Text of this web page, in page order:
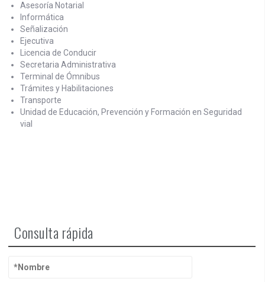
Asesoría Notarial
Informática
Señalización
Ejecutiva
Licencia de Conducir
Secretaria Administrativa
Terminal de Ómnibus
Trámites y Habilitaciones
Transporte
Unidad de Educación, Prevención y Formación en Seguridad
vial
Consulta rápida